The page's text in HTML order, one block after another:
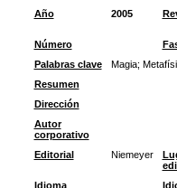
Año
2005
Número
Palabras clave
Magia;
Resumen
Dirección
Autor
corporativo
Editorial
Niemeyer
Idioma